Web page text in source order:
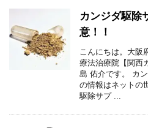
カンジダ駆除
意！！
こんにちは。大阪
療法治療院【関西
島 佑介です。 カ
の情報はネットの
駆除サプ ...